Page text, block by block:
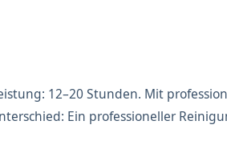
12–20 Stunden. Mit
Ein professioneller